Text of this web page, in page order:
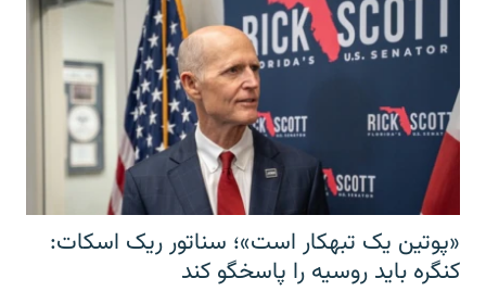
«پوتین یک تبهکار است»؛ سناتور ریک اسکات:
کنگره باید روسیه را پاسخگو کند